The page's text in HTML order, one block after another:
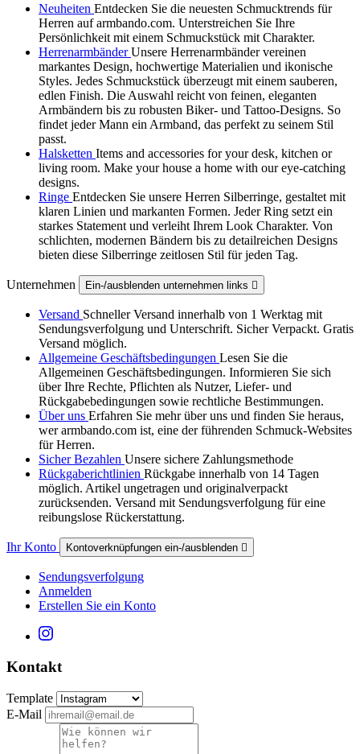
Neuheiten Entdecken Sie die neuesten Schmucktrends für
Herren auf armbando.com. Unterstreichen Sie Ihre
Persönlichkeit mit einem Schmuckstück mit Charakter.
HerrenarmbänderUnsere Herrenarmbänder vereinen
markantes Design, hochwertige Materialien und ikonische
Styles. Jedes Schmuckstück überzeugt mit einem sauberen,
edlen Finish. Die Auswahl reicht von feinen, eleganten
Armbändern bis zu robusten Biker‑ und Tattoo‑Designs. So
findet jeder Mann ein Armband, das perfekt zu seinem Stil
passt.
Halsketten Items and accessories for your desk, kitchen or
living room. Make your house a home with our eye-catching
designs.
Ringe Entdecken Sie unsere Herren Silberringe, gestaltet mit
klaren Linien und markanten Formen. Jeder Ring setzt ein
starkes Statement und verleiht Ihrem Look Charakter. Von
schlichten, modernen Bändern bis zu detailreichen Designs
bieten diese Silberringe zeitlosen Stil für jeden Tag.
Unternehmen Ein-/ausblenden unternehmen links 
Versand Schneller Versand innerhalb von 1 Werktag mit
Sendungsverfolgung und Unterschrift. Sicher Verpackt. Gratis
Versand möglich.
Allgemeine Geschäftsbedingungen Lesen Sie die
Allgemeinen Geschäftsbedingungen. Informieren Sie sich
über Ihre Rechte, Pflichten als Nutzer, Liefer- und
Rückgabebedingungen sowie rechtliche Bestimmungen.
Über uns Erfahren Sie mehr über uns und finden Sie heraus,
wer armbando.com ist, eine der führenden Schmuck-Websites
für Herren.
Sicher Bezahlen Unsere sichere Zahlungsmethode
Rückgaberichtlinien Rückgabe innerhalb von 14 Tagen
möglich. Artikel ungetragen und originalverpackt
zurücksenden. Versand mit Sendungsverfolgung für eine
reibungslose Rückerstattung.
Ihr Konto Kontoverknüpfungen ein-/ausblenden 
Sendungsverfolgung
Anmelden
Erstellen Sie ein Konto
Kontakt
Template
E-Mail